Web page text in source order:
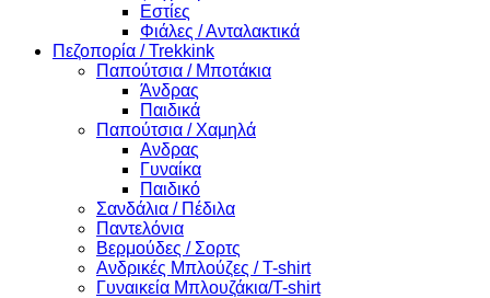
Εστίες
Φιάλες / Ανταλακτικά
Πεζοπορία / Trekkink
Παπούτσια / Μποτάκια
Άνδρας
Παιδικά
Παπούτσια / Χαμηλά
Ανδρας
Γυναίκα
Παιδικό
Σανδάλια / Πέδιλα
Παντελόνια
Βερμούδες / Σορτς
Ανδρικές Μπλούζες / T-shirt
Γυναικεία Μπλουζάκια/T-shirt